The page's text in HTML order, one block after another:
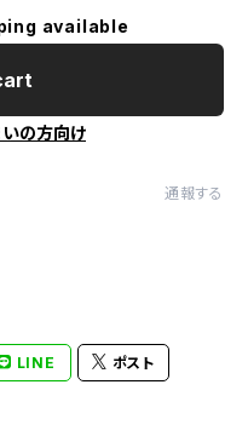
available
の方向け
通報する
LINE ポスト